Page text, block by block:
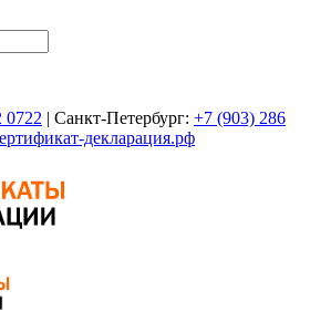
0722 | Санкт-Петербург: +7 (903) 286
декларация.рф